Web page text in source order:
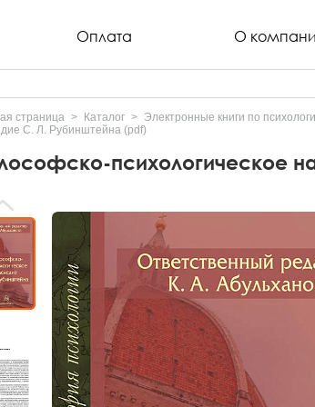
Оплата О
страница Каталог Электронные книги по
С. Л. Рубинштейна (pdf)
психологическое